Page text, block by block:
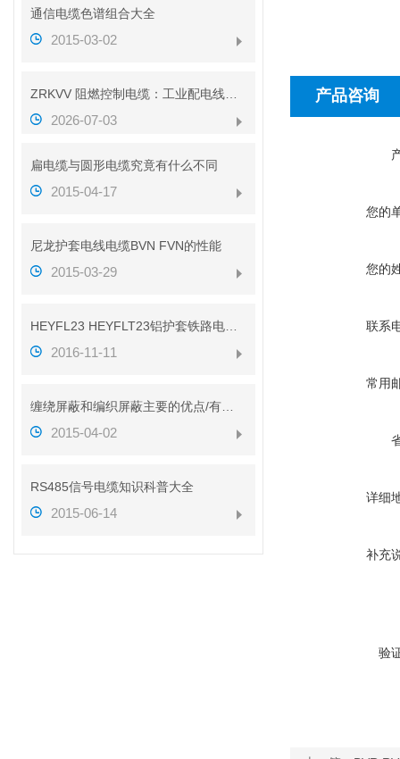
通信电缆色谱组合大全
2015-03-02
2026-07-03
扁电缆与圆形电缆究竟有什么不同
2015-04-17
尼龙护套电线电缆BVN FVN的性能
2015-03-29
2016-11-11
2015-04-02
RS485信号电缆知识科普大全
2015-06-14
产品咨询
您的
您的
联系
常用
详细
补充
验